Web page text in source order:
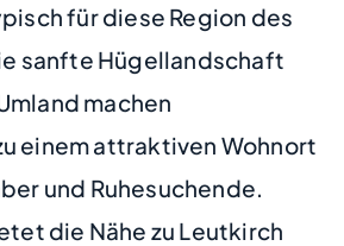
für diese Region des
sanfte Hügellandschaft
machen
einem attraktiven Wohnort
und Ruhesuchende.
die Nähe zu Leutkirch